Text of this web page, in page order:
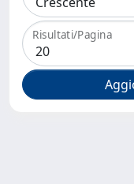
Risultati/Pagina